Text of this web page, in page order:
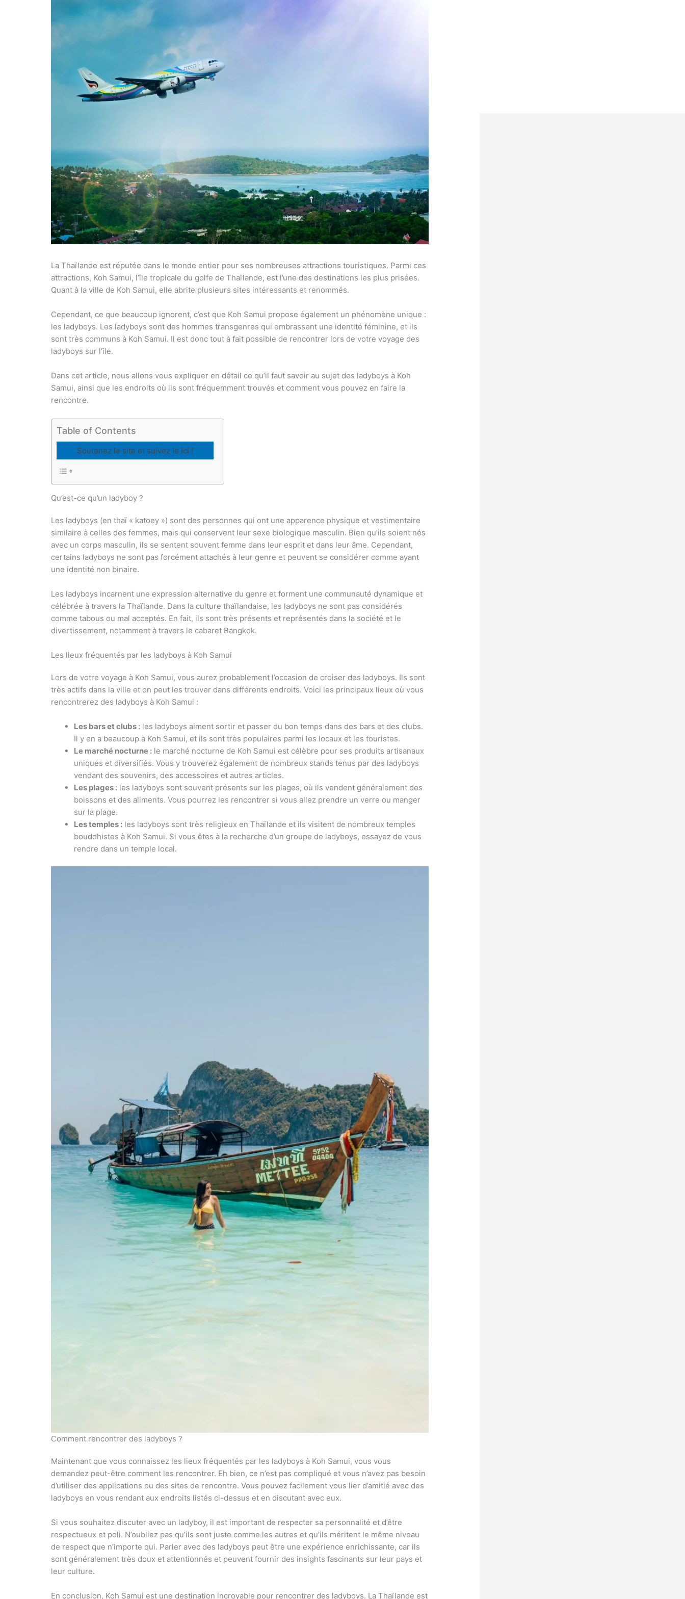
La Thaïlande est réputée dans le monde entier pour ses nombreuses attractions touristiques. Parmi ces
attractions, Koh Samui, l’île tropicale du golfe de Thaïlande, est l’une des destinations les plus prisées.
Quant à la ville de Koh Samui, elle abrite plusieurs sites intéressants et renommés.
Cependant, ce que beaucoup ignorent, c’est que Koh Samui propose également un phénomène unique :
les ladyboys. Les ladyboys sont des hommes transgenres qui embrassent une identité féminine, et ils
sont très communs à Koh Samui. Il est donc tout à fait possible de rencontrer lors de votre voyage des
ladyboys sur l’île.
Dans cet article, nous allons vous expliquer en détail ce qu’il faut savoir au sujet des ladyboys à Koh
Samui, ainsi que les endroits où ils sont fréquemment trouvés et comment vous pouvez en faire la
rencontre.
Table of Contents
Soutenez le site et suivez le ici !
Qu’est-ce qu’un ladyboy ?
Les ladyboys (en thaï « katoey ») sont des personnes qui ont une apparence physique et vestimentaire
similaire à celles des femmes, mais qui conservent leur sexe biologique masculin. Bien qu’ils soient nés
avec un corps masculin, ils se sentent souvent femme dans leur esprit et dans leur âme. Cependant,
certains ladyboys ne sont pas forcément attachés à leur genre et peuvent se considérer comme ayant
une identité non binaire.
Les ladyboys incarnent une expression alternative du genre et forment une communauté dynamique et
célébrée à travers la Thaïlande. Dans la culture thaïlandaise, les ladyboys ne sont pas considérés
comme tabous ou mal acceptés. En fait, ils sont très présents et représentés dans la société et le
divertissement, notamment à travers le cabaret Bangkok.
Les lieux fréquentés par les ladyboys à Koh Samui
Lors de votre voyage à Koh Samui, vous aurez probablement l’occasion de croiser des ladyboys. Ils sont
très actifs dans la ville et on peut les trouver dans différents endroits. Voici les principaux lieux où vous
rencontrerez des ladyboys à Koh Samui :
Les bars et clubs : les ladyboys aiment sortir et passer du bon temps dans des bars et des clubs.
Il y en a beaucoup à Koh Samui, et ils sont très populaires parmi les locaux et les touristes.
Le marché nocturne : le marché nocturne de Koh Samui est célèbre pour ses produits artisanaux
uniques et diversifiés. Vous y trouverez également de nombreux stands tenus par des ladyboys
vendant des souvenirs, des accessoires et autres articles.
Les plages : les ladyboys sont souvent présents sur les plages, où ils vendent généralement des
boissons et des aliments. Vous pourrez les rencontrer si vous allez prendre un verre ou manger
sur la plage.
Les temples : les ladyboys sont très religieux en Thaïlande et ils visitent de nombreux temples
bouddhistes à Koh Samui. Si vous êtes à la recherche d’un groupe de ladyboys, essayez de vous
rendre dans un temple local.
Comment rencontrer des ladyboys ?
Maintenant que vous connaissez les lieux fréquentés par les ladyboys à Koh Samui, vous vous
demandez peut-être comment les rencontrer. Eh bien, ce n’est pas compliqué et vous n’avez pas besoin
d’utiliser des applications ou des sites de rencontre. Vous pouvez facilement vous lier d’amitié avec des
ladyboys en vous rendant aux endroits listés ci-dessus et en discutant avec eux.
Si vous souhaitez discuter avec un ladyboy, il est important de respecter sa personnalité et d’être
respectueux et poli. N’oubliez pas qu’ils sont juste comme les autres et qu’ils méritent le même niveau
de respect que n’importe qui. Parler avec des ladyboys peut être une expérience enrichissante, car ils
sont généralement très doux et attentionnés et peuvent fournir des insights fascinants sur leur pays et
leur culture.
En conclusion, Koh Samui est une destination incroyable pour rencontrer des ladyboys. La Thaïlande est